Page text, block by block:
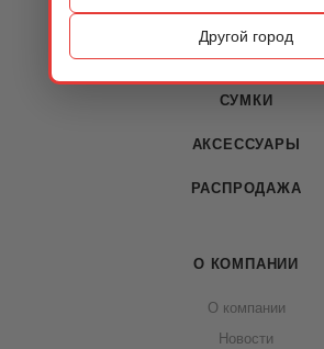
Другой город
КАТАЛОГ
ОБУВЬ
СУМКИ
АКСЕССУАРЫ
РАСПРОДАЖА
О КОМПАНИИ
О компании
Новости